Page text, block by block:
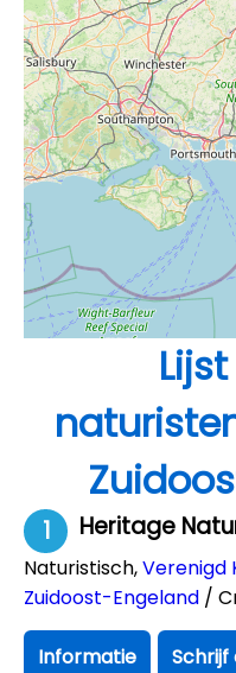
1 Heritage
Naturistisch,Verenigd
Zuidoost-Engeland /
Informatie Schrijf